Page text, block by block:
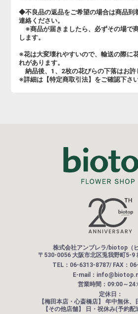
◆不良品の返品をご希望の場合は商品到
連絡ください。
※商品が届きましたら、必ずその場で
します。
※花は大変壊れやすいので、輸送の際に
れがあります。
納品後、1、2枚の花びらの下落はお許
※詳細は【特定商取引法】をご確認下さい
株式会社アンブレラ/biotop（ビ
〒530-0056 大阪市北区兎我野町5-9
TEL：06-6313-8787/ FAX：
E-mail：
営業時間：09:00～
定休日：
【梅田本店・心斎橋店】 年中無休、
【その他店舗】
日・祝休み(予約配